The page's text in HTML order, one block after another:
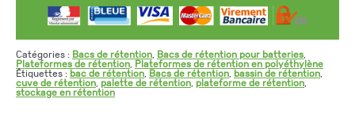
Catégories : Bacs de rétention Bacs de rétention pour batteries
Plateformes de rétention
Plateformes de rétention en polyéthylène
Étiquettes : bac de rétention Bacs de rétention bassin de rétention
cuve de rétention palette de rétention plateforme de rétention
stockage en rétention